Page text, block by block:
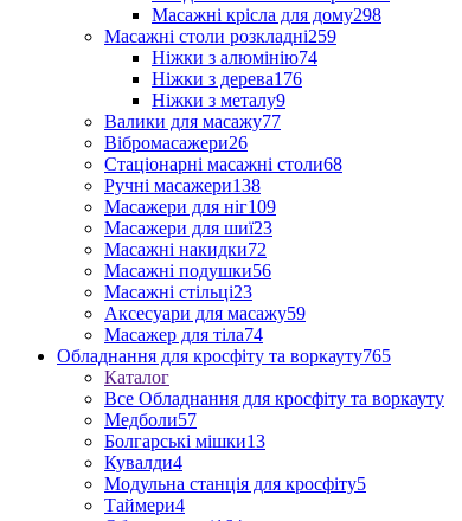
Масажні крісла для дому298
Масажні столи розкладні259
Ніжки з алюмінію74
Ніжки з дерева176
Ніжки з металу9
Валики для масажу77
Вібромасажери26
Стаціонарні масажні столи68
Ручні масажери138
Масажери для ніг109
Масажери для шиї23
Масажні накидки72
Масажні подушки56
Масажні стільці23
Аксесуари для масажу59
Масажер для тіла74
Обладнання для кросфіту та воркауту765
Каталог
Все Обладнання для кросфіту та воркауту
Медболи57
Болгарські мішки13
Кувалди4
Модульна станція для кросфіту5
Таймери4